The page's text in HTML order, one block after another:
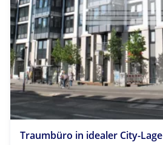
Traumbüro in idealer City-Lage